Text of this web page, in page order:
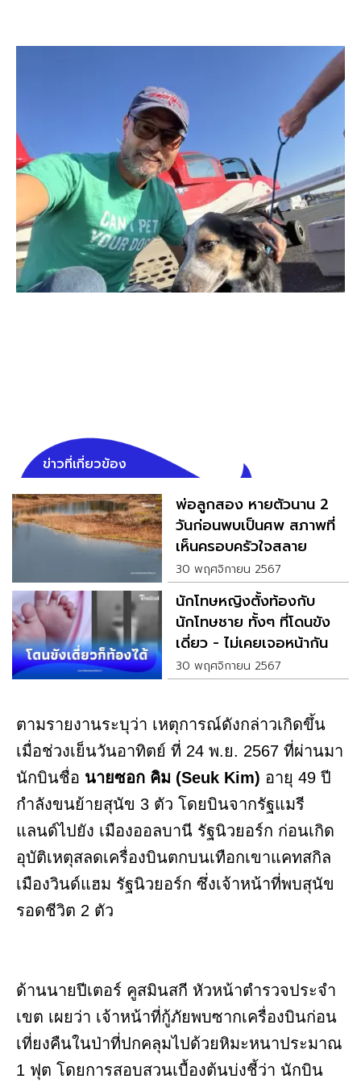
ข่าวที่เกี่ยวข้อง
พ่อลูกสอง หายตัวนาน 2
วันก่อนพบเป็นศพ สภาพที่
เห็นครอบครัวใจสลาย
30 พฤศจิกายน 2567
นักโทษหญิงตั้งท้องกับ
นักโทษชาย ทั้งๆ ที่โดนขัง
เดี่ยว - ไม่เคยเจอหน้ากัน
30 พฤศจิกายน 2567
ตามรายงานระบุว่า เหตุการณ์ดังกล่าวเกิดขึ้น
เมื่อช่วงเย็นวันอาทิตย์ ที่ 24 พ.ย. 2567 ที่ผ่านมา
นักบินชื่อ นายซอก คิม (Seuk Kim) อายุ 49 ปี
กำลังขนย้ายสุนัข 3 ตัว โดยบินจากรัฐแมรี
แลนด์ไปยัง เมืองออลบานี รัฐนิวยอร์ก ก่อนเกิด
อุบัติเหตุสลดเครื่องบินตกบนเทือกเขาแคทสกิล
เมืองวินด์แฮม รัฐนิวยอร์ก ซึ่งเจ้าหน้าที่พบสุนัข
รอดชีวิต 2 ตัว
ด้านนายปีเตอร์ คูสมินสกี หัวหน้าตำรวจประจำ
เขต เผยว่า เจ้าหน้าที่กู้ภัยพบซากเครื่องบินก่อน
เที่ยงคืนในป่าที่ปกคลุมไปด้วยหิมะหนาประมาณ
1 ฟุต โดยการสอบสวนเบื้องต้นบ่งชี้ว่า นักบิน